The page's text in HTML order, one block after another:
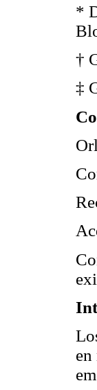
*
†
‡